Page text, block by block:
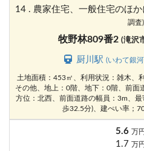
14 . 農家住宅、一般住宅のほ
調査)
牧野林809番2 (滝沢
厨川駅 (いわて銀
土地面積：453㎡、利用状況：雑木、
その他、地上：0階、地下：0階、前面
方位：北西、前面道路の幅員：3m、
歩32.5分)、建ぺい率；
5.6 万
1.7 万